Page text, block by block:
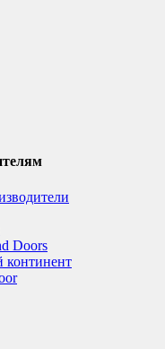
Doors
континент